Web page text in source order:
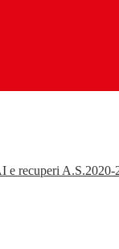
e recuperi A.S.2020-